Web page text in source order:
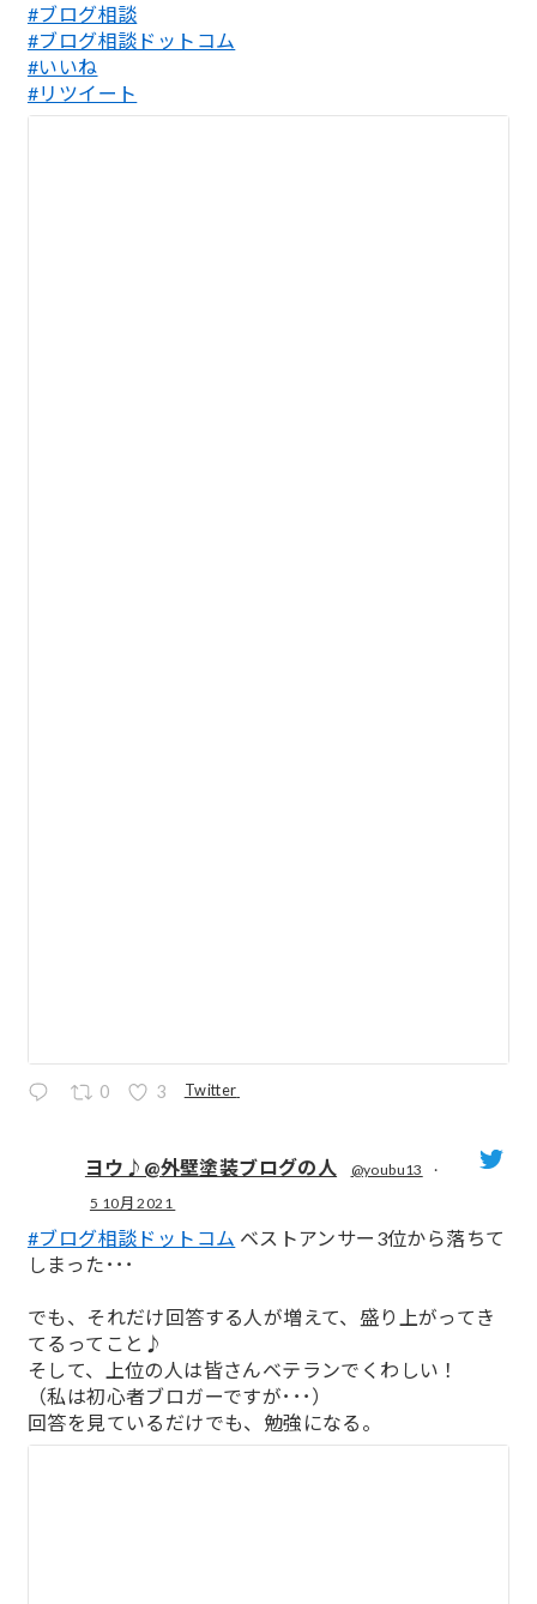
#ブログ相談
#ブログ相談ドットコム
#いいね
#リツイート
0 3 Twitter
ヨウ♪@外壁塗装ブログの人 @youbu13
·
5 10月 2021
#ブログ相談ドットコム ベストアンサー3位から落ちて
しまった･･･
でも、それだけ回答する人が増えて、盛り上がってき
てるってこと♪
そして、上位の人は皆さんベテランでくわしい！
（私は初心者ブロガーですが･･･）
回答を見ているだけでも、勉強になる。